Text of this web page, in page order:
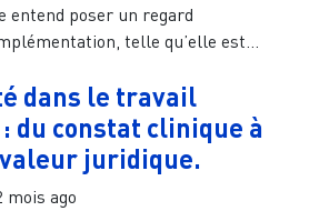
poser un regard
telle qu’elle est...
dans le travail
du constat clinique à
juridique.
mois ago